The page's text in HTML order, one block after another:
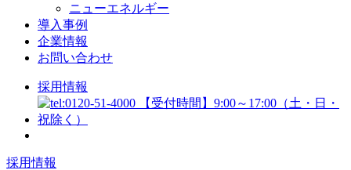
ニューエネルギー
導入事例
企業情報
お問い合わせ
採用情報
採用情報